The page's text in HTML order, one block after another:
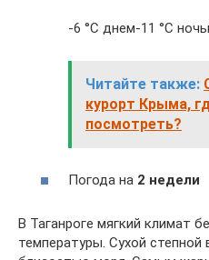
-6 °С днем-11 °С
Читайте также:
курорт Крыма,
посмотреть?
Погода на 2 недели
В Таганроге мягкий климат
температуры. Сухой степной